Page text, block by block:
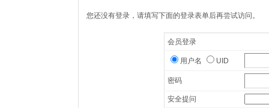
您还没有登录，请填写下面的登录表单后再尝试访问。
会员登录
用户名 UID
密码
安全提问